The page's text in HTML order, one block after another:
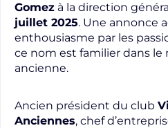
Gomez à la direction
juillet 2025. Une annonce
enthousiasme par les
ce nom est familier dans le
ancienne.
Ancien président du club
Anciennes, chef